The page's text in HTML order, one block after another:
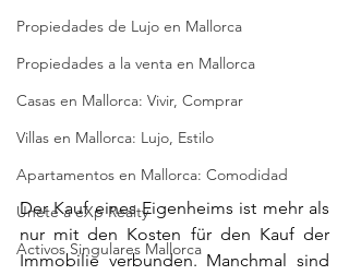
Propiedades de Lujo en Mallorca
Propiedades a la venta en Mallorca
Casas en Mallorca: Vivir, Comprar
Villas en Mallorca: Lujo, Estilo
Apartamentos en Mallorca: Comodidad
Únete a eXp Realty
Activos Singulares Mallorca
Der Kauf eines Eigenheims ist mehr als
nur mit den Kosten für den Kauf der
Immobilie verbunden. Manchmal sind